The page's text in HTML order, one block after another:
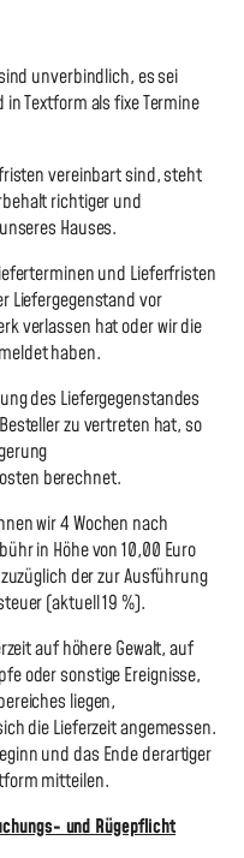
unverbindlich, es sei
Textform als fixe Termine
vereinbart sind, steht
richtiger und
Hauses.
und Lieferfristen
Liefergegenstand vor
verlassen hat oder wir die
haben.
des Liefergegenstandes
zu vertreten hat, so
berechnet.
wir 4 Wochen nach
in Höhe von 10,00 Euro
der zur Ausführung
(aktuell 19 %).
auf höhere Gewalt, auf
oder sonstige Ereignisse,
liegen,
die Lieferzeit angemessen.
und das Ende derartiger
mitteilen.
und Rügepflicht